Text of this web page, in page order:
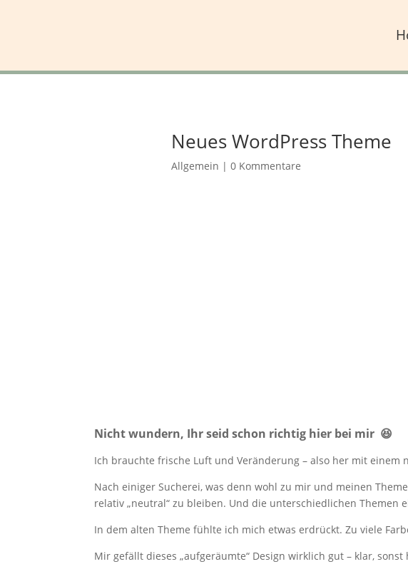
Neues WordPress Theme
Allgemein | 0 Kommentare
Nicht wundern, Ihr seid schon richtig hier bei mir 😆
Ich brauchte frische Luft und Veränderung – also her mit einem
Nach einiger Sucherei, was denn wohl zu mir und meinen
relativ „neutral“ zu bleiben. Und die unterschiedlichen
In dem alten Theme fühlte ich mich etwas erdrückt. Zu viele
Mir gefällt dieses „aufgeräumte“ Design wirklich gut – klar,